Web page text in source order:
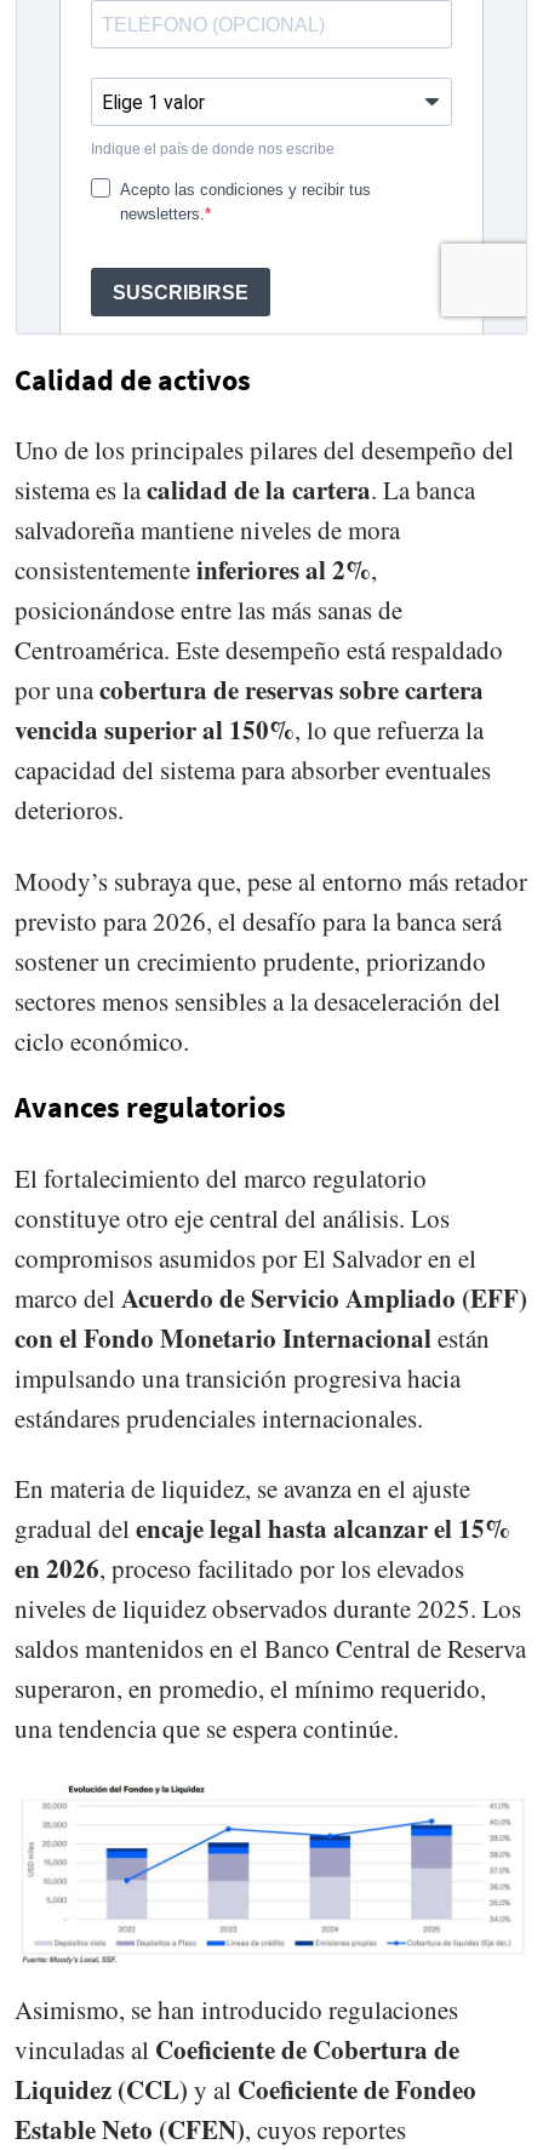
Calidad de activos
Uno de los principales pilares del desempeño del
sistema es lacalidad de la cartera. La banca
salvadoreña mantiene niveles de mora
consistentementeinferiores al 2%,
posicionándose entre las más sanas de
Centroamérica. Este desempeño está respaldado
por unacobertura de reservas sobre cartera
vencida superior al 150%, lo que refuerza la
capacidad del sistema para absorber eventuales
deterioros.
Moody’s subraya que, pese al entorno más retador
previsto para 2026, el desafío para la banca será
sostener un crecimiento prudente, priorizando
sectores menos sensibles a la desaceleración del
ciclo económico.
Avances regulatorios
El fortalecimiento del marco regulatorio
constituye otro eje central del análisis. Los
compromisos asumidos por El Salvador en el
marco del Acuerdo de Servicio Ampliado (EFF)
con el Fondo Monetario Internacionalestán
impulsando una transición progresiva hacia
estándares prudenciales internacionales.
En materia de liquidez, se avanza en el ajuste
gradual delencaje legal hasta alcanzar el 15%
en 2026, proceso facilitado por los elevados
niveles de liquidez observados durante 2025. Los
saldos mantenidos en el Banco Central de Reserva
superaron, en promedio, el mínimo requerido,
una tendencia que se espera continúe.
Asimismo, se han introducido regulaciones
vinculadas al Coeficiente de Cobertura de
Liquidez (CCL) y al Coeficiente de Fondeo
Estable Neto (CFEN), cuyos reportes